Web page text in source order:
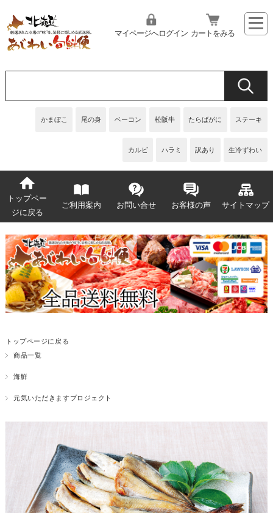
かまぼこ 尾の身 ベーコン 松阪牛 たらばがに ステーキ
カルビ ハラミ 訳あり 生冷ずわい
マイページへログイン カートをみる
トップペー
ジに戻る
ご利用案内 お問い合せ お客様の声 サイトマップ
トップページに戻る
商品一覧
海鮮
元気いただきますプロジェクト